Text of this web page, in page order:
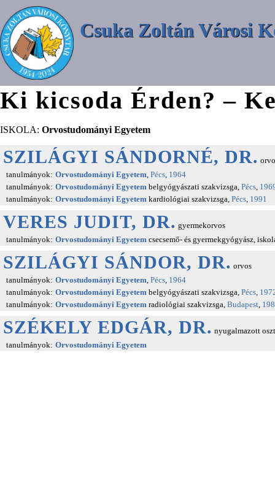
Csuka Zoltán Városi
Ki kicsoda Érden? –
ISKOLA: Orvostudományi Egyetem
SZILÁGYI SÁNDORNÉ, DR.
tanulmányok: Orvostudományi Egyetem, Pécs, 1964
tanulmányok: Orvostudományi Egyetem belgyógyászati szakvizsga, Pécs,
tanulmányok: Orvostudományi Egyetem kardiológiai szakvizsga, Pécs, 1991
VERES JUDIT, DR. gyermekorvos
tanulmányok: Orvostudományi Egyetem csecsemő- és gyermekgyógyász,
SZILÁGYI SÁNDOR, DR. orvos
tanulmányok: Orvostudományi Egyetem, Pécs, 1964
tanulmányok: Orvostudományi Egyetem belgyógyászati szakvizsga, Pécs,
tanulmányok: Orvostudományi Egyetem radiológiai szakvizsga, Budapest,
SZÉKELY EDGÁR, DR. nyugalmazott
tanulmányok: Orvostudományi Egyetem